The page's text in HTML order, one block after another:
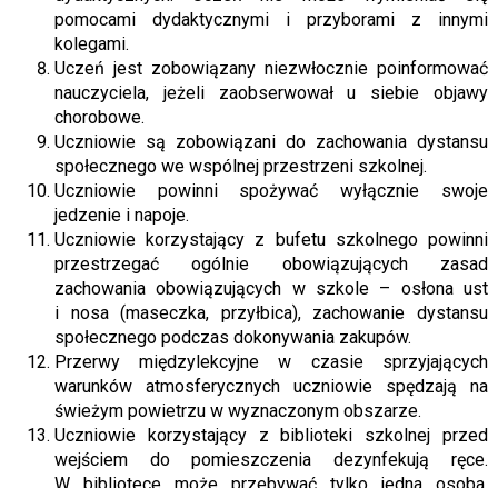
pomocami dydaktycznymi i przyborami z innymi
kolegami.
Uczeń jest zobowiązany niezwłocznie poinformować
nauczyciela, jeżeli zaobserwował u siebie objawy
chorobowe.
Uczniowie są zobowiązani do zachowania dystansu
społecznego we wspólnej przestrzeni szkolnej.
Uczniowie powinni spożywać wyłącznie swoje
jedzenie i napoje.
Uczniowie korzystający z bufetu szkolnego powinni
przestrzegać ogólnie obowiązujących zasad
zachowania obowiązujących w szkole – osłona ust
i nosa (maseczka, przyłbica), zachowanie dystansu
społecznego podczas dokonywania zakupów.
Przerwy międzylekcyjne w czasie sprzyjających
warunków atmosferycznych uczniowie spędzają na
świeżym powietrzu w wyznaczonym obszarze.
Uczniowie korzystający z biblioteki szkolnej przed
wejściem do pomieszczenia dezynfekują ręce.